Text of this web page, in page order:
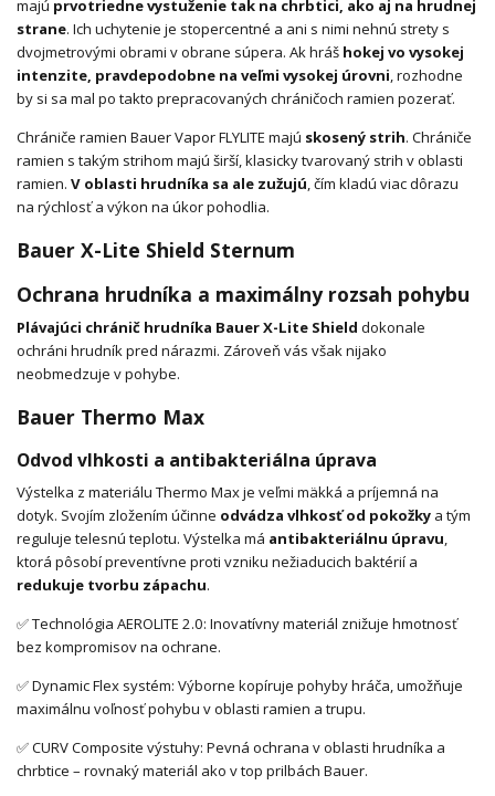
majú prvotriedne vystuženie tak na chrbtici, ako aj na hrudnej
strane. Ich uchytenie je stopercentné a ani s nimi nehnú strety s
dvojmetrovými obrami v obrane súpera. Ak hráš hokej vo vysokej
intenzite, pravdepodobne na veľmi vysokej úrovni, rozhodne
by si sa mal po takto prepracovaných chráničoch ramien pozerať.
Chrániče ramien Bauer Vapor FLYLITE majú skosený strih. Chrániče
ramien s takým strihom majú širší, klasicky tvarovaný strih v oblasti
ramien. V oblasti hrudníka sa ale zužujú, čím kladú viac dôrazu
na rýchlosť a výkon na úkor pohodlia.
Bauer X-Lite Shield Sternum
Ochrana hrudníka a maximálny rozsah pohybu
Plávajúci chránič hrudníka Bauer X-Lite Shield dokonale
ochráni hrudník pred nárazmi. Zároveň vás však nijako
neobmedzuje v pohybe.
Bauer Thermo Max
Odvod vlhkosti a antibakteriálna úprava
Výstelka z materiálu Thermo Max je veľmi mäkká a príjemná na
dotyk. Svojím zložením účinne odvádza vlhkosť od pokožky a tým
reguluje telesnú teplotu. Výstelka má antibakteriálnu úpravu,
ktorá pôsobí preventívne proti vzniku nežiaducich baktérií a
redukuje tvorbu zápachu.
✅ Technológia AEROLITE 2.0: Inovatívny materiál znižuje hmotnosť
bez kompromisov na ochrane.
✅ Dynamic Flex systém: Výborne kopíruje pohyby hráča, umožňuje
maximálnu voľnosť pohybu v oblasti ramien a trupu.
✅ CURV Composite výstuhy: Pevná ochrana v oblasti hrudníka a
chrbtice – rovnaký materiál ako v top prilbách Bauer.